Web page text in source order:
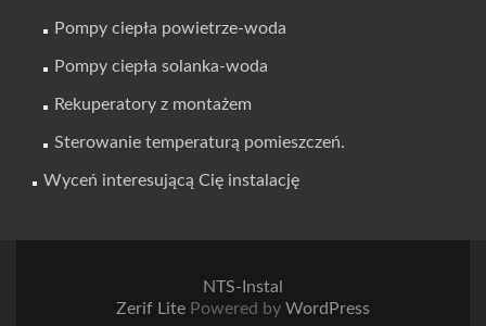
Pompy ciepła powietrze-woda
Pompy ciepła solanka-woda
Rekuperatory z montażem
Sterowanie temperaturą pomieszczeń.
Wyceń interesującą Cię instalację
NTS-Instal
Zerif Lite Powered by WordPress